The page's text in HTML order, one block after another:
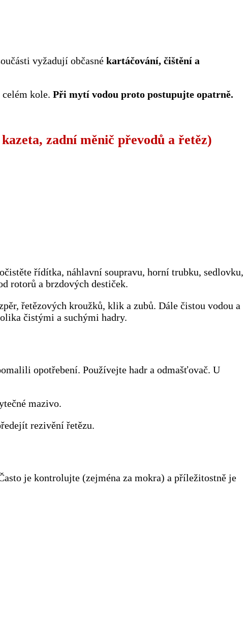
vyžadují občasné kartáčování, čištění a
kole. Při mytí vodou proto postupujte opatrně.
zadní měnič převodů a řetěz)
řídítka, náhlavní soupravu, horní trubku, sedlovku,
rotorů a brzdových destiček.
řetězových kroužků, klik a zubů. Dále čistou vodou a
čistými a suchými hadry.
opotřebení. Používejte hadr a odmašťovač. U
mazivo.
rezivění řetězu.
je kontrolujte (zejména za mokra) a příležitostně je